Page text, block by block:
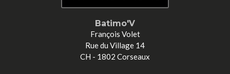
Batimo'V
François Volet
Rue du Village 14
CH - 1802 Corseaux